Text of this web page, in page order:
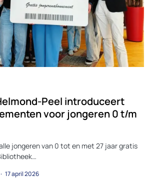
Peel introduceert
voor jongeren 0 t/m
jongeren van 0 tot en met 27 jaar gratis
17 april 2026